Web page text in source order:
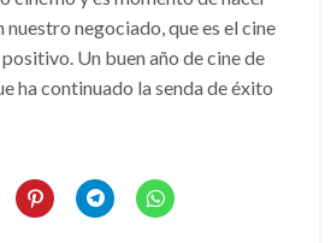
nuestro negociado, que es el cine
Un buen año de cine de
ha continuado la senda de éxito